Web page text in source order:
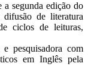
segunda edição do
de literatura
ciclos de leituras,
pesquisadora com
em Inglês pela